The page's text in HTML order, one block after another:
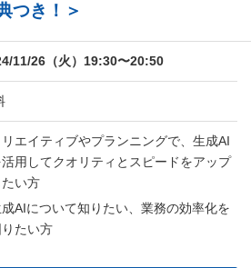
つき！＞
11/26（火）19:30〜20:50
リエイティブやプランニングで、生成AI
活用してクオリティとスピードをアップ
たい方
AIについて知りたい、業務の効率化を
りたい方